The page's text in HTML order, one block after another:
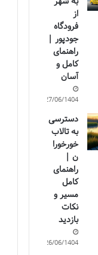
از
فرودگاه
جودپور |
راهنمای
کامل و
آسان
27/06/1404
دسترسی
به تالاب
خورخورا
ن |
راهنمای
کامل
مسیر و
نکات
بازدید
26/06/1404